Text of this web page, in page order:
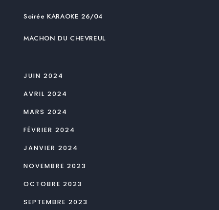
Soirée KARAOKE 26/04
MACHON DU CHEVREUL
JUIN 2024
AVRIL 2024
MARS 2024
FÉVRIER 2024
JANVIER 2024
NOVEMBRE 2023
OCTOBRE 2023
SEPTEMBRE 2023